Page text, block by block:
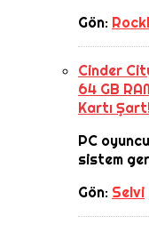
Gön:
Cinder
64 GB
Kartı
PC
sistem
Gön: Selvi